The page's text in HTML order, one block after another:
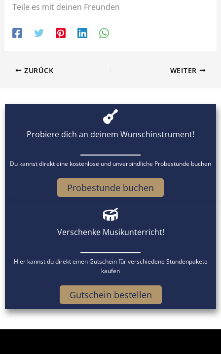
Teile es mit deinen Freunden
ZURÜCK WEITER
Probiere dich an deinem Wunschinstrument!
Du kannst direkt eine kostenlose und unverbindliche Probestunde buchen
Probestunde buchen
Verschenke Musikunterricht!
Hier kannst du direkt einen Gutschein für verschiedene Stundenpakete
kaufen
Gutschein bestellen